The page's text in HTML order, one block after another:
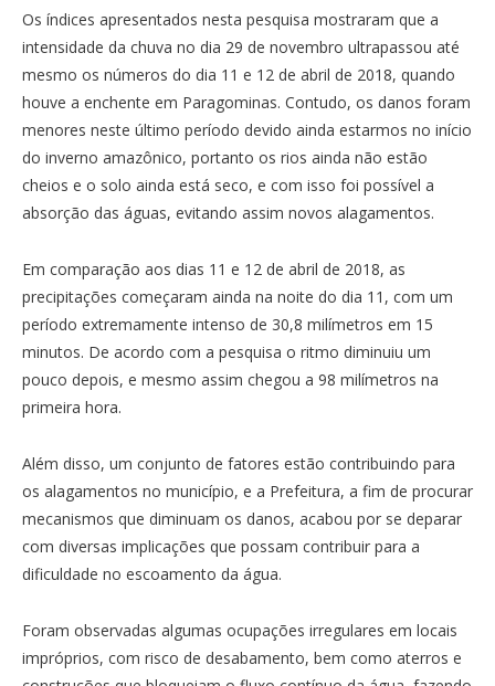
Os índices apresentados nesta pesquisa mostraram que a
intensidade da chuva no dia 29 de novembro ultrapassou até
mesmo os números do dia 11 e 12 de abril de 2018, quando
houve a enchente em Paragominas. Contudo, os danos foram
menores neste último período devido ainda estarmos no início
do inverno amazônico, portanto os rios ainda não estão
cheios e o solo ainda está seco, e com isso foi possível a
absorção das águas, evitando assim novos alagamentos.
Em comparação aos dias 11 e 12 de abril de 2018, as
precipitações começaram ainda na noite do dia 11, com um
período extremamente intenso de 30,8 milímetros em 15
minutos. De acordo com a pesquisa o ritmo diminuiu um
pouco depois, e mesmo assim chegou a 98 milímetros na
primeira hora.
Além disso, um conjunto de fatores estão contribuindo para
os alagamentos no município, e a Prefeitura, a fim de procurar
mecanismos que diminuam os danos, acabou por se deparar
com diversas implicações que possam contribuir para a
dificuldade no escoamento da água.
Foram observadas algumas ocupações irregulares em locais
impróprios, com risco de desabamento, bem como aterros e